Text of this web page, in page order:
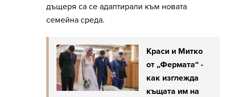
дъщеря са се адаптирали към новата
семейна среда.
Краси и Митко
от „Фермата“ -
как изглежда
къщата им на